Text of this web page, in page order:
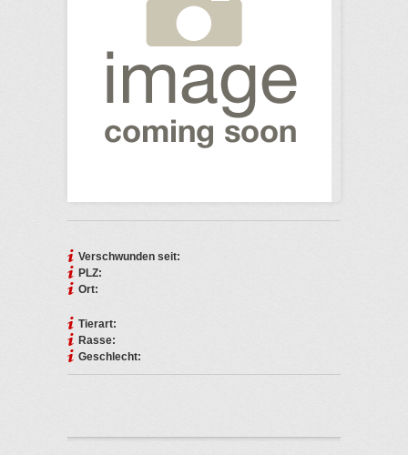
Verschwunden seit:
PLZ:
Ort:
Tierart:
Rasse:
Geschlecht: